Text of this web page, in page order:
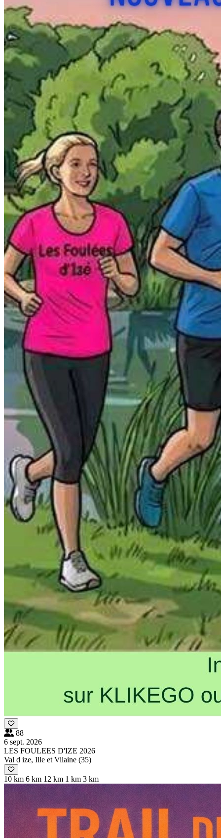
88
6 sept. 2026
LES FOULEES D'IZE 2026
Val d ize, Ille et Vilaine (35)
10 km 6 km 12 km 1 km 3 km